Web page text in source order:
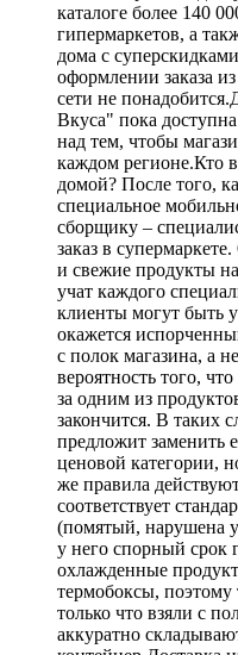
каталоге более 140
гипермаркетов, а
дома с
оформлении заказа
сети не
Вкуса" пока
над тем, чтобы
каждом регионе.Кто
домой? После того,
специальное
сборщику –
заказ в
и свежие продукты
учат каждого
клиенты могут быть
окажется
с полок магазина, а
вероятность того,
за одним из
закончится. В таких
предложит заменить
ценовой категории,
же правила
соответствует
(помятый, нарушена
у него спорный срок
охлажденные
термобоксы, поэтому
только что взяли с
аккуратно